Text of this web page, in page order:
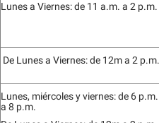
Lunes a Viernes: de 11 a.m. a 2 p.m.
De Lunes a Viernes: de 12m a 2 p.m.
Lunes, miércoles y viernes: de 6 p.m.
a 8 p.m.